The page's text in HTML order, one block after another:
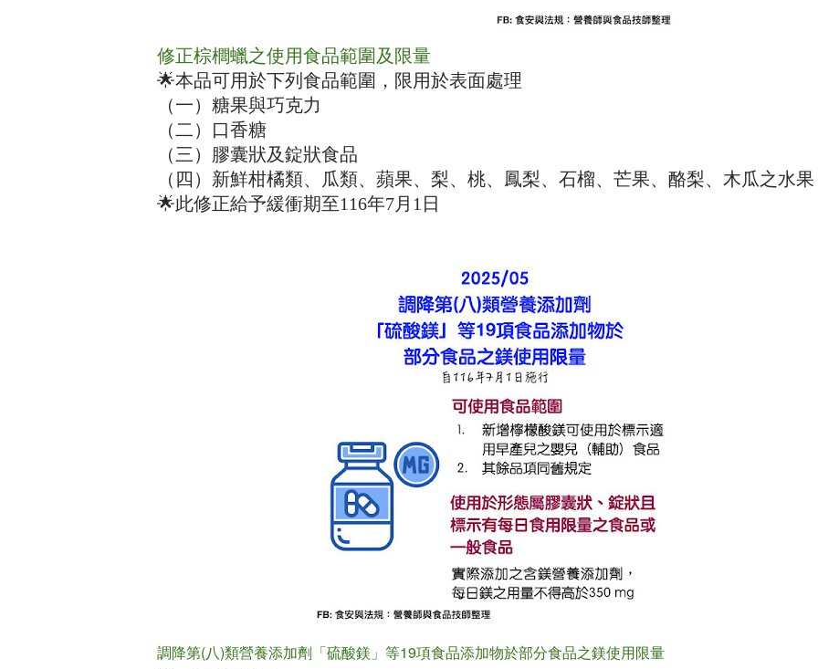
修正棕櫚蠟之使用食品範圍及限量
🌟本品可用於下列食品範圍，限用於表面處理
（一）糖果與巧克力
（二）口香糖
（三）膠囊狀及錠狀食品
（四）新鮮柑橘類、瓜類、蘋果、梨、桃、鳳梨、石榴、芒果、酪梨、木瓜之水果
🌟此修正給予緩衝期至116年7月 1 日
調降第(八)類營養添加劑「硫酸鎂」等19項食品添加物於部分食品之鎂使用限量